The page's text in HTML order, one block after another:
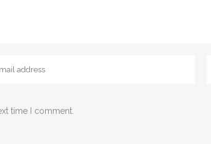
time I comment.